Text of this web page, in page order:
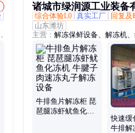
诸城市绿润源工业装备
综合体验L0 真实工厂 回复及
山东潍坊
主营： 解冻保鲜设备、解冻机
解冻柜、大型解冻设备、羊酮
牛排鱼片解冻柜 琵
琶腿冻虾鱿鱼化冻
快速缓
牛排解